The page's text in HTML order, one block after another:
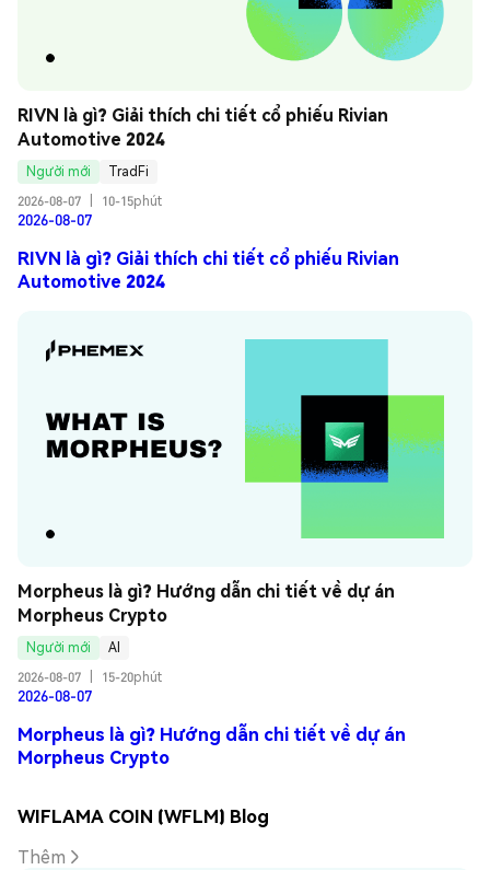
RIVN là gì? Giải thích chi tiết cổ phiếu Rivian
Automotive 2024
Người mới
TradFi
2026-08-07
10-15phút
2026-08-07
RIVN là gì? Giải thích chi tiết cổ phiếu Rivian
Automotive 2024
Morpheus là gì? Hướng dẫn chi tiết về dự án
Morpheus Crypto
Người mới
AI
2026-08-07
15-20phút
2026-08-07
Morpheus là gì? Hướng dẫn chi tiết về dự án
Morpheus Crypto
WIFLAMA COIN (WFLM) Blog
Thêm